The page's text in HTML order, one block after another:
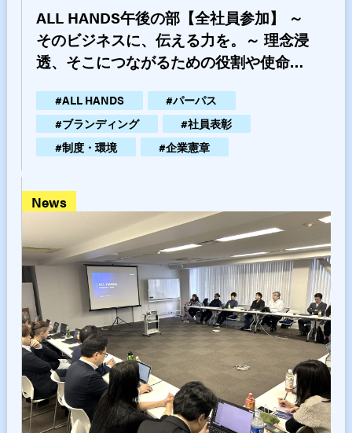
ALL HANDS午後の部【全社員参加】 ～
そのビジネスに、伝える力を。～ 理念浸
透、そこにつながるための役割や使命に
#ALL HANDS #パーパス
#ブランディング #社員表彰
#制度・環境 #企業憲章
news